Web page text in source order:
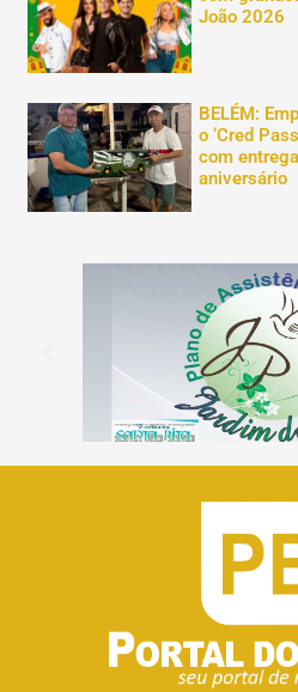
João 2026
BELÉM:
o ‘Cred
com
aniversário